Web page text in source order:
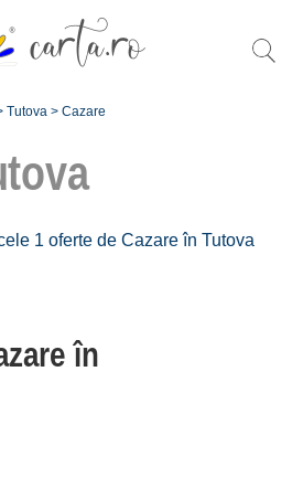
Tutova > Cazare
1 oferte de Cazare în Tutova
în